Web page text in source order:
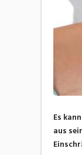
Es
aus